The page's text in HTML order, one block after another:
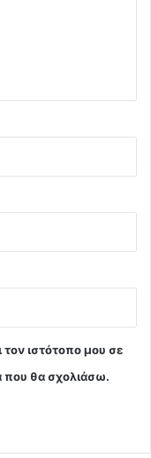
ιστότοπο μου σε
που θα σχολιάσω.